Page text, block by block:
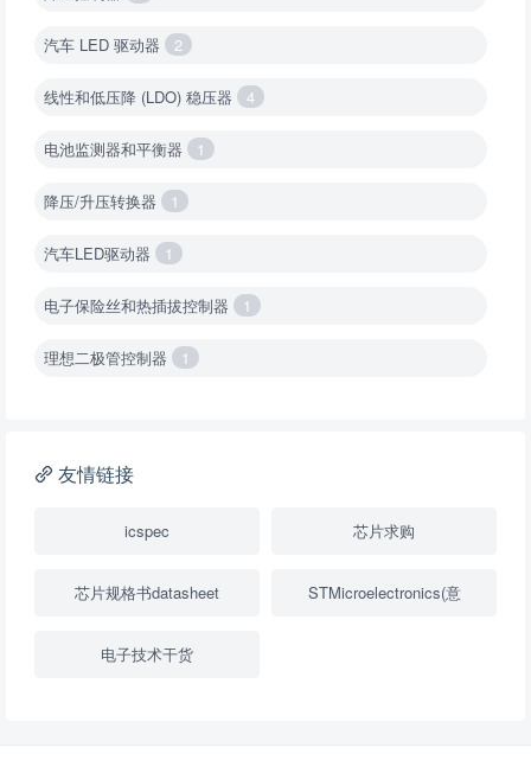
汽车 LED 驱动器 2
线性和低压降 (LDO) 稳压器 4
电池监测器和平衡器 1
降压/升压转换器 1
汽车LED驱动器 1
电子保险丝和热插拔控制器 1
理想二极管控制器 1
降压转换器（继承开关）
USB隔离器 1
友情链接
icspec 芯片求购
芯片规格书datasheet STMicroelectronics(意
电子技术干货